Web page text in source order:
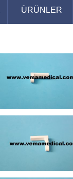
ÜRÜNLER